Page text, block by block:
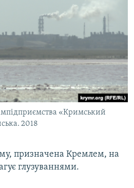
«Кримський
2018
призначена Кремлем, на
глузуваннями.